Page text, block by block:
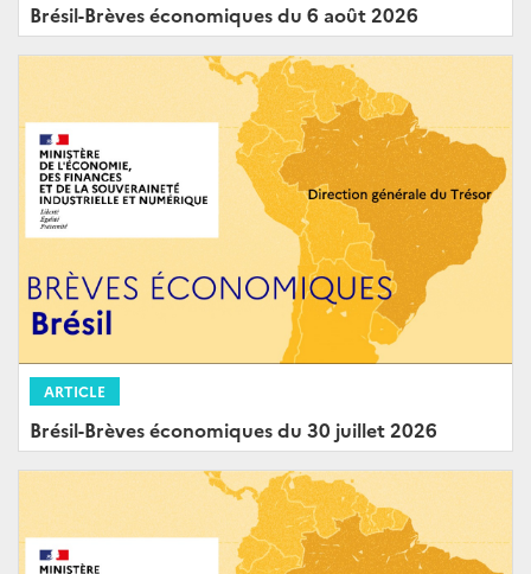
Brésil-Brèves économiques du 6 août 2026
ARTICLE
Brésil-Brèves économiques du 30 juillet 2026